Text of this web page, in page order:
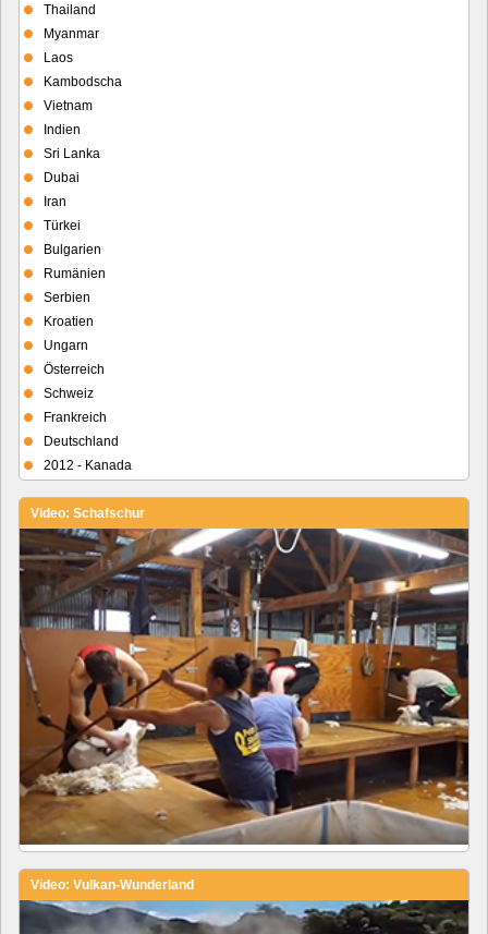
Thailand
Myanmar
Laos
Kambodscha
Vietnam
Indien
Sri Lanka
Dubai
Iran
Türkei
Bulgarien
Rumänien
Serbien
Kroatien
Ungarn
Österreich
Schweiz
Frankreich
Deutschland
2012 - Kanada
Video: Schafschur
Video: Vulkan-Wunderland